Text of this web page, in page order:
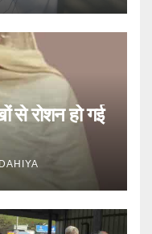
से रोशन हो गई